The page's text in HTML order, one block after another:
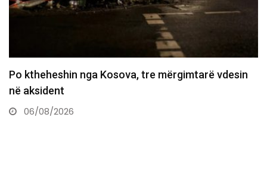
Policia konfirmon ekstradimin e Dukagjin Nikollajt
nga Spanja, i dyshuar…
06/08/2026